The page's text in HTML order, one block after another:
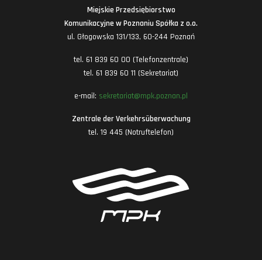
Miejskie Przedsiębiorstwo
Komunikacyjne w Poznaniu Spółka z o.o.
ul. Głogowska 131/133, 60-244 Poznań
tel. 61 839 60 00 (Telefonzentrale)
tel. 61 839 60 11 (Sekretariat)
e-mail: sekretariat@mpk.poznan.pl
Zentrale der Verkehrsüberwachung
tel. 19 445 (Notruftelefon)